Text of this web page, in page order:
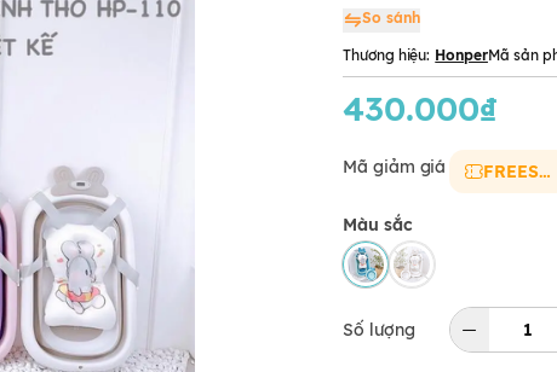
So sánh
Thương hiệu: HonperMã sản
430.000₫
Mã giảm giá FREESHIP
Màu sắc
Số lượng